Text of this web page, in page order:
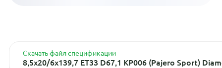
Скачать файл спецификации
8,5x20/6x139,7 ET33 D67,1 КР006 (Pajero Sport)